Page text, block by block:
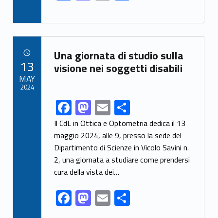
ac
e
b
o
o
as
to
d
o
n
m
ai
l
ar
e
Link identifier archive #link-archive-81319
Una giornata di studio sulla
visione nei soggetti disabili
Link identifier share facebook archive #share-link-archive-23610F
ac
e
b
o
o
k
M
as
to
d
o
n
E
m
ai
l
S
h
ar
e
Il CdL in Ottica e Optometria dedica il 13
maggio 2024, alle 9, presso la sede del
Dipartimento di Scienze in Vicolo Savini n.
2, una giornata a studiare come prendersi
cura della vista dei…
F M E S
13
MAY
2024